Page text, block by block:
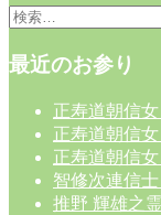
Search
for:
最近のお参り
正寿道朝
正寿道朝
正寿道朝
智修次連信
推野 輝雄之